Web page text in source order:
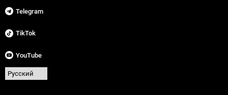
Telegram
TikTok
YouTube